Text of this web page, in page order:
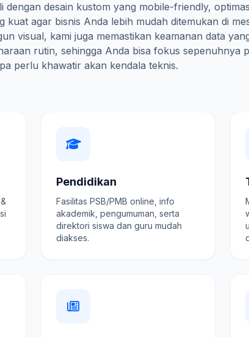
dengan desain kustom yang mobile-friendly,
kuat agar bisnis Anda lebih mudah ditemukan di
visual, kami juga memastikan keamanan data
rutin, sehingga Anda bisa fokus sepenuhnya
perlu khawatir akan kendala teknis.
Pendidikan
Fasilitas PSB/PMB online, info
akademik, pengumuman, serta
direktori siswa dan guru mudah
diakses.